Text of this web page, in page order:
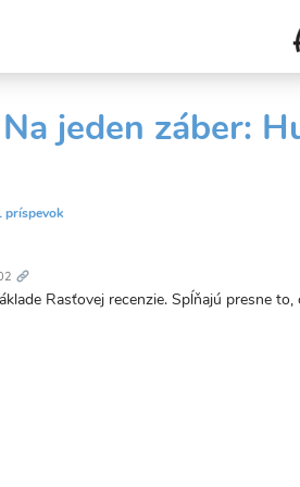
jeden záber:
príspevok
odkaz
Rasťovej recenzie. Spĺňajú presne